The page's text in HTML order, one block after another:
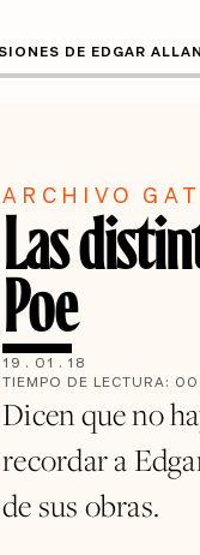
DE EDGAR
ARCHIVO
Las
Poe
19 . 01 . 18
TIEMPO DE LECTURA: 00
Dicen que no
recordar a
de sus obras.